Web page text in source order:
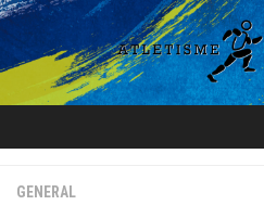
Skip
to
content
GENERAL